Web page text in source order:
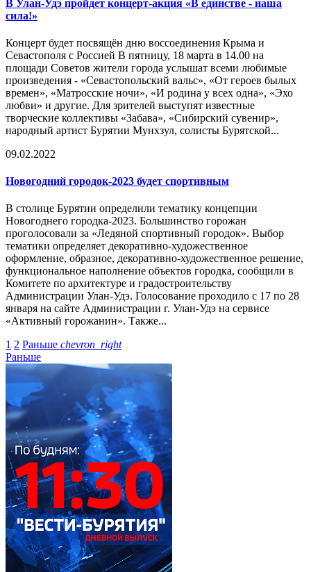
В Улан-Удэ пройдет концерт-акция «В единстве - наша
сила!»
Концерт будет посвящён дню воссоединения Крыма и
Севастополя с Россией В пятницу, 18 марта в 14.00 на
площади Советов жители города услышат всеми любимые
произведения - «Севастопольский вальс», «От героев былых
времен», «Матросские ночи», «И родина у всех одна», «Эхо
любви» и другие. Для зрителей выступят известные
творческие коллективы «Забава», «Сибирский сувенир»,
народный артист Бурятии Мунхзул, солисты Бурятской...
09.02.2022
Новогодний городок-2023 будет спортивным
В столице Бурятии определили тематику концепции
Новогоднего городка-2023. Большинство горожан
проголосовали за «Ледяной спортивный городок». Выбор
тематики определяет декоративно-художественное
оформление, образное, декоративно-художественное решение,
функциональное наполнение объектов городка, сообщили в
Комитете по архитектуре и градостроительству
Администрации Улан-Удэ. Голосование проходило с 17 по 28
января на сайте Администрации г. Улан-Удэ на сервисе
«Активный горожанин». Также...
1 2 Раньше chevron_right
Раньше